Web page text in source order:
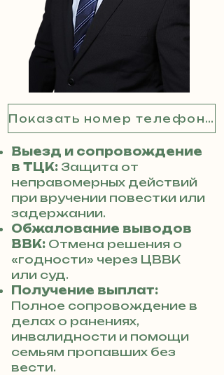
Показать номер телефона
Выезд и сопровождение
в ТЦК: Защита от
неправомерных действий
при вручении повестки или
задержании.
Обжалование выводов
ВВК: Отмена решения о
«годности» через ЦВВК
или суд.
Получение выплат:
Полное сопровождение в
делах о ранениях,
инвалидности и помощи
семьям пропавших без
вести.